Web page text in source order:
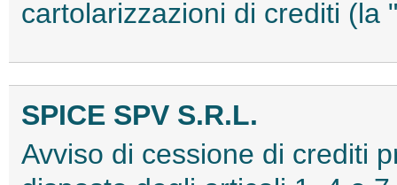
cartolarizzazioni di crediti (la
SPICE SPV S.R.L.
Avviso di cessione di crediti